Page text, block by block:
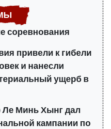
соревнования
привели к гибели
и нанесли
ущерб в
Минь Хынг дал
кампании по